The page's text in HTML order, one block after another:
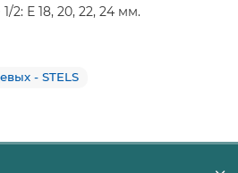
2: Е 18, 20, 22, 24 мм.
- STELS